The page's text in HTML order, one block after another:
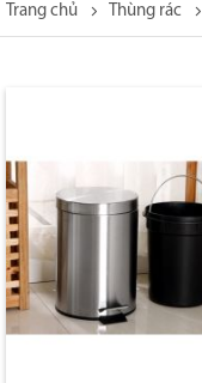
Trang chủ Thùng rác